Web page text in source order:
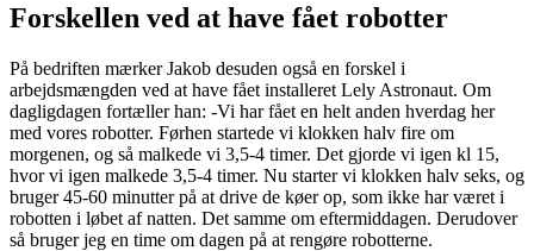
Forskellen ved at have fået robotter
På bedriften mærker Jakob desuden også en forskel i
arbejdsmængden ved at have fået installeret Lely Astronaut. Om
dagligdagen fortæller han: -Vi har fået en helt anden hverdag her
med vores robotter. Førhen startede vi klokken halv fire om
morgenen, og så malkede vi 3,5-4 timer. Det gjorde vi igen kl 15,
hvor vi igen malkede 3,5-4 timer. Nu starter vi klokken halv seks, og
bruger 45-60 minutter på at drive de køer op, som ikke har været i
robotten i løbet af natten. Det samme om eftermiddagen. Derudover
så bruger jeg en time om dagen på at rengøre robotterne.